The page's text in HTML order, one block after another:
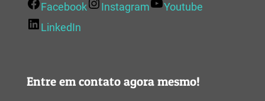
Facebook
Instagram
Youtube
LinkedIn
Entre em contato agora mesmo!